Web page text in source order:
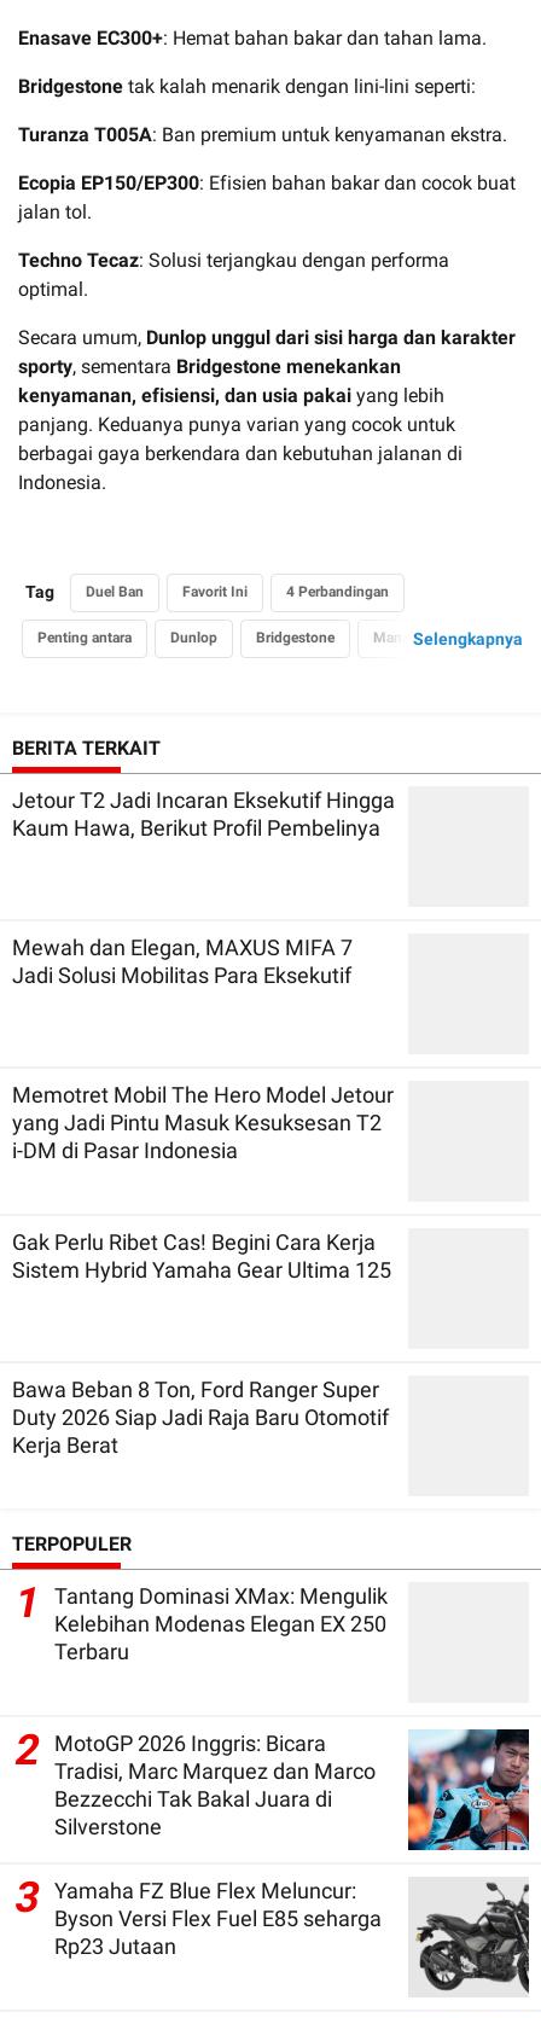
Enasave EC300+: Hemat bahan bakar dan tahan lama.
Bridgestone tak kalah menarik dengan lini-lini seperti:
Turanza T005A: Ban premium untuk kenyamanan ekstra.
Ecopia EP150/EP300: Efisien bahan bakar dan cocok buat
jalan tol.
Techno Tecaz: Solusi terjangkau dengan performa
optimal.
Secara umum, Dunlop unggul dari sisi harga dan karakter
sporty, sementara Bridgestone menekankan
kenyamanan, efisiensi, dan usia pakai yang lebih
panjang. Keduanya punya varian yang cocok untuk
berbagai gaya berkendara dan kebutuhan jalanan di
Indonesia.
Tag Duel Ban Favorit Ini 4 Perbandingan
Penting antara Dunlop Bridgestone Mana Pilihan
Selengkapnya
BERITA TERKAIT
Jetour T2 Jadi Incaran Eksekutif Hingga
Kaum Hawa, Berikut Profil Pembelinya
Mewah dan Elegan, MAXUS MIFA 7
Jadi Solusi Mobilitas Para Eksekutif
Memotret Mobil The Hero Model Jetour
yang Jadi Pintu Masuk Kesuksesan T2
i-DM di Pasar Indonesia
Gak Perlu Ribet Cas! Begini Cara Kerja
Sistem Hybrid Yamaha Gear Ultima 125
Bawa Beban 8 Ton, Ford Ranger Super
Duty 2026 Siap Jadi Raja Baru Otomotif
Kerja Berat
TERPOPULER
1
Tantang Dominasi XMax: Mengulik
Kelebihan Modenas Elegan EX 250
Terbaru
2
MotoGP 2026 Inggris: Bicara
Tradisi, Marc Marquez dan Marco
Bezzecchi Tak Bakal Juara di
Silverstone
3 Yamaha FZ Blue Flex Meluncur:
Byson Versi Flex Fuel E85 seharga
Rp23 Jutaan